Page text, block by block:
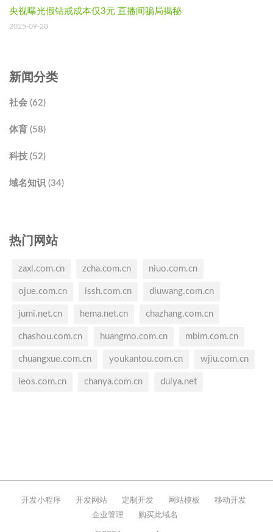
央视曝光假钻戒成本仅3元 直播间骗局揭秘
2025-09-28
新闻分类
社会 (62)
体育 (58)
科技 (52)
域名知识 (34)
热门网站
zaxl.com.cn zcha.com.cn niuo.com.cn
ojue.com.cn issh.com.cn diuwang.com.cn
jumi.net.cn hema.net.cn chazhang.com.cn
chashou.com.cn huangmo.com.cn mbim.com.cn
chuangxue.com.cn youkantou.com.cn wjiu.com.cn
ieos.com.cn chanya.com.cn duiya.net
开发小程序 开发网站 定制开发 网站模板
移动开发
企业管理
购买此域名